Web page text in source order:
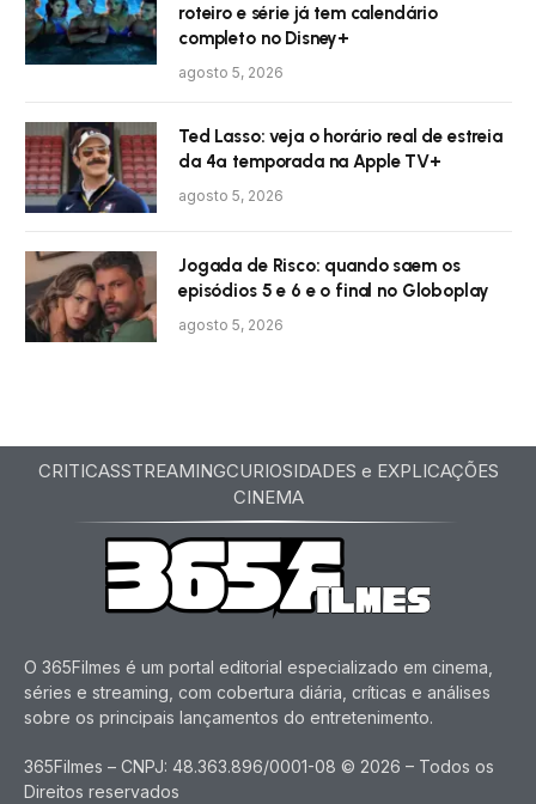
roteiro e série já tem calendário
completo no Disney+
agosto 5, 2026
Ted Lasso: veja o horário real de estreia
da 4ª temporada na Apple TV+
agosto 5, 2026
Jogada de Risco: quando saem os
episódios 5 e 6 e o final no Globoplay
agosto 5, 2026
CRITICASSTREAMINGCURIOSIDADES e EXPLICAÇÕES
CINEMA
O 365Filmes é um portal editorial especializado em cinema,
séries e streaming, com cobertura diária, críticas e análises
sobre os principais lançamentos do entretenimento.
365Filmes – CNPJ: 48.363.896/0001-08 © 2026 – Todos os
Direitos reservados